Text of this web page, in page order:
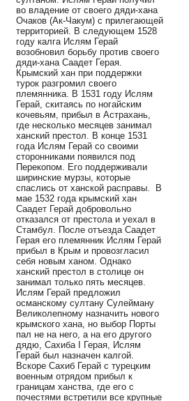
во владение от своего дяди-хана
Очаков (Ак-Чакум) с прилегающей
территорией. В следующем 1528
году калга Ислям Герай
возобновил борьбу против своего
дяди-хана Саадет Герая.
Крымский хан при поддержки
турок разгромил своего
племянника. В 1531 году Ислям
Герай, скитаясь по ногайским
кочевьям, прибыл в Астрахань,
где несколько месяцев занимал
ханский престол. В конце 1531
года Ислям Герай со своими
сторонниками появился под
Перекопом. Его поддерживали
ширинские мурзы, которые
спаслись от ханской расправы.
В
мае 1532 года крымский хан
Саадет Герай добровольно
отказался от престола и уехал в
Стамбул. После отъезда Саадет
Герая его племянник Ислям Герай
прибыл в Крым и провозгласил
себя новым ханом. Однако
ханский престол в столице он
занимал только пять месяцев.
Ислям Герай предложил
османскому султану Сулейману
Великолепному назначить нового
крымского хана, но выбор Порты
пал не на него, а на его другого
дядю, Сахиба I Герая, Ислям
Герай был назначен калгой.
Вскоре Сахиб Герай с турецким
военным отрядом прибыл к
границам ханства, где его с
почестями встретили все крупные